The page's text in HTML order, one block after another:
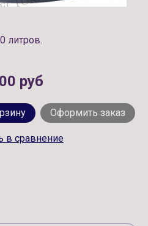
литров.
руб
Оформить заказ
в сравнение